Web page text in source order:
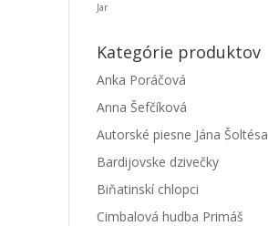
Jar
Kategórie produktov
Anka Poráčová
Anna Šefčíková
Autorské piesne Jána Šoltésa
Bardijovske dzivečky
Biňatinskí chlopci
Cimbalová hudba Primáš